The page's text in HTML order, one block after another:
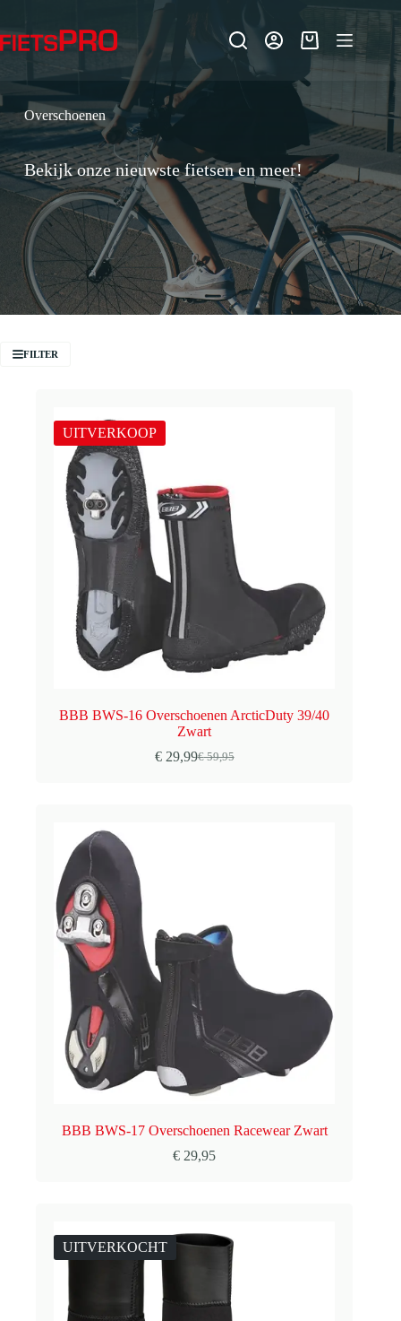
de
inhoud
Winkelwagen
Overschoenen
Bekijk onze nieuwste fietsen en meer!
FILTER
UITVERKOOP
BBB BWS-16 Overschoenen ArcticDuty 39/40
Zwart
€59,95
Oorspronkelijke
€29,99Huidige
BBB BWS-17 Overschoenen Racewear Zwart
€ 29,95
UITVERKOCHT